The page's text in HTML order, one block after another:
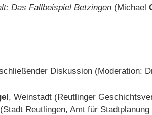
Das Fallbeispiel Betzingen (Michael
Diskussion (Moderation:
, Weinstadt (Reutlinger
(Stadt Reutlingen, Amt für